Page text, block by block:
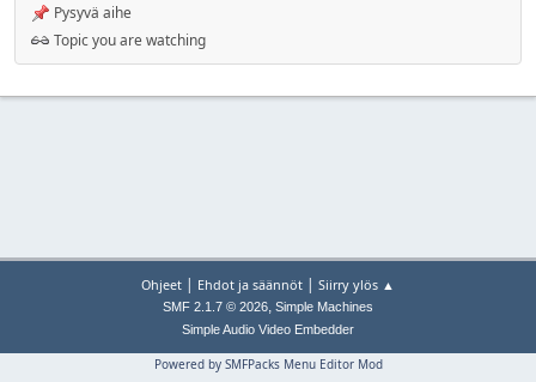
Pysyvä aihe
Topic you are watching
Ohjeet | Ehdot ja säännöt | Siirry ylös ▲
SMF 2.1.7 © 2026, Simple Machines
Simple Audio Video Embedder
Powered by SMFPacks Menu Editor Mod